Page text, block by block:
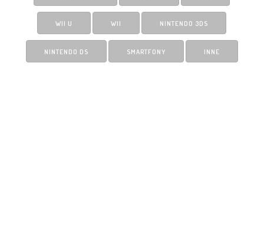
WII U WII NINTENDO 3DS
NINTENDO DS SMARTFONY INNE